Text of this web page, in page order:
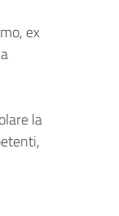
ex
la